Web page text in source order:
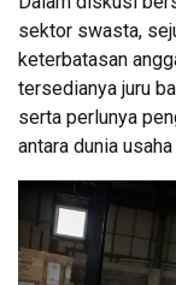
sektor swasta,
keterbatasan
tersedianya juru
serta perlunya
antara dunia